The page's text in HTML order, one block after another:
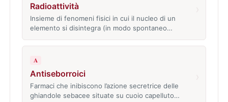
Radioattività
Insieme di fenomeni fisici in cui il nucleo di un
elemento si disintegra (in modo spontaneo…
A
Antiseborroici
Farmaci che inibiscono l’azione secretrice delle
ghiandole sebacee situate su cuoio capelluto…